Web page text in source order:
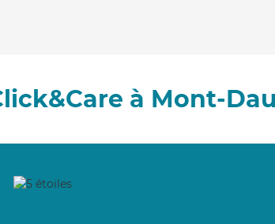
à Mont-